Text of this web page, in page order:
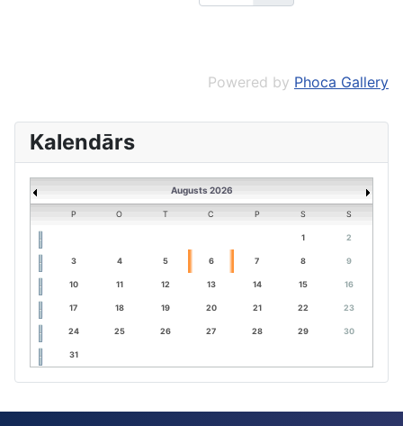
Powered by Phoca Gallery
Kalendārs
Augusts 2026
P O T C P S S
1 2
3 4 5 6 7 8 9
10 11 12 13 14 15 16
17 18 19 20 21 22 23
24 25 26 27 28 29 30
31